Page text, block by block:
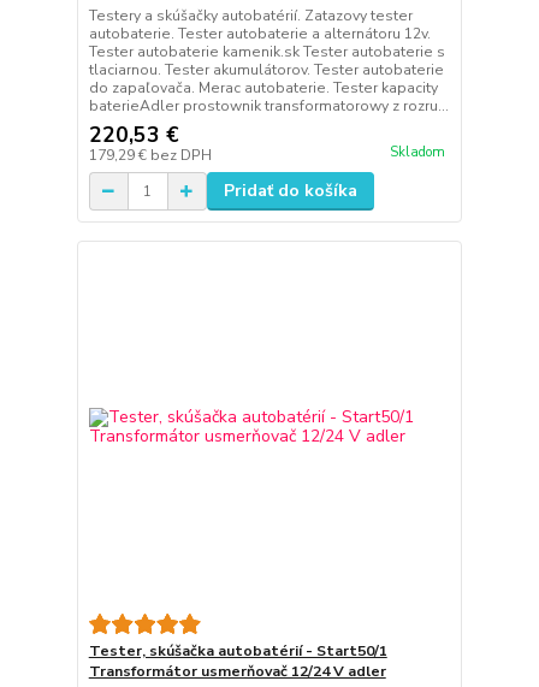
Testery a skúšačky autobatérií. Zatazovy tester
autobaterie. Tester autobaterie a alternátoru 12v.
Tester autobaterie kamenik.sk Tester autobaterie s
tlaciarnou. Tester akumulátorov. Tester autobaterie
do zapaľovača. Merac autobaterie. Tester kapacity
baterieAdler prostownik transformatorowy z rozru...
220,53 €
179,29 € bez DPH Skladom
Pridať do košíka
Tester, skúšačka autobatérií - Start50/1
Transformátor usmerňovač 12/24 V adler